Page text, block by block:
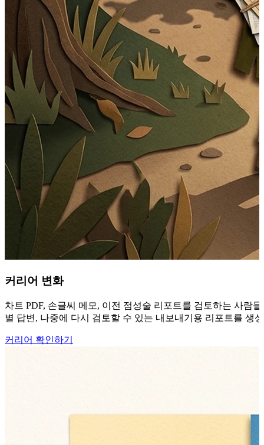
커리어 변화
차트 PDF, 손글씨 메모, 이전 점성술 리포트를 검토하는 사람
별 답변, 나중에 다시 검토할 수 있는 내보내기용 리포트를 생
커리어 확인하기